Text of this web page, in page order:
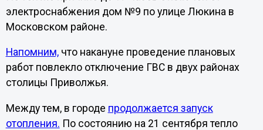
электроснабжения дом №9 по улице Люкина в
Московском районе.
Напомним,что накануне проведение плановых
работ повлекло отключение ГВС в двух районах
столицы Приволжья.
Между тем, в городе продолжается запуск
отопления. По состоянию на 21 сентября тепло